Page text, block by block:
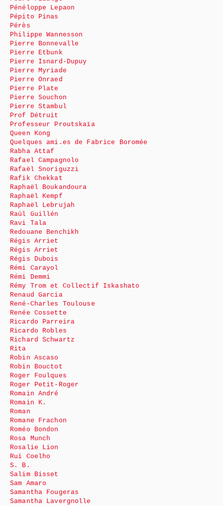
Pénéloppe Lepaon
Pépito Pinas
Pérès
Philippe Wannesson
Pierre Bonnevalle
Pierre Etbunk
Pierre Isnard-Dupuy
Pierre Myriade
Pierre Onraed
Pierre Plate
Pierre Souchon
Pierre Stambul
Prof Détruit
Professeur Proutskaïa
Queen Kong
Quelques ami.es de Fabrice Boromée
Rabha Attaf
Rafael Campagnolo
Rafaël Snoriguzzi
Rafik Chekkat
Raphaël Boukandoura
Raphaël Kempf
Raphaël Lebrujah
Raúl Guillén
Ravi Tala
Redouane Benchikh
Régis Arriet
Régis Arriet
Régis Dubois
Rémi Carayol
Rémi Demmi
Rémy Trom et Collectif Iskashato
Renaud Garcia
René-Charles Toulouse
Renée Cossette
Ricardo Parreira
Ricardo Robles
Richard Schwartz
Rita
Robin Ascaso
Robin Bouctot
Roger Foulques
Roger Petit-Roger
Romain André
Romain K.
Roman
Romane Frachon
Roméo Bondon
Rosa Munch
Rosalie Lion
Rui Coelho
S. B.
Salim Bisset
Sam Amaro
Samantha Fougeras
Samantha Lavergnolle